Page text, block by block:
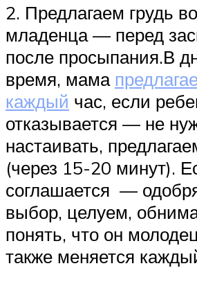
2. Предлагаем грудь
младенца — перед
после просыпания.В
время, мама
каждый час, если
отказывается — не
настаивать,
(через 15-20 минут).
соглашается —
выбор, целуем,
понять, что он
также меняется